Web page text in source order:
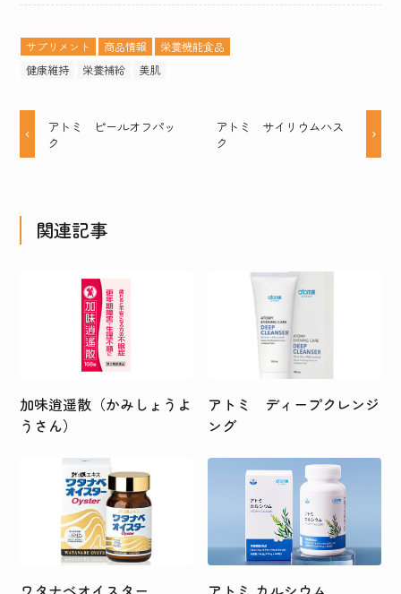
サプリメント 商品情報
栄養機能食品
健康維持
栄養補給 美肌
アトミ ピールオフパッ
ク
アトミ サイリウムハス
ク
関連記事
加味逍遥散（かみしょうよ
うさん）
アトミ ディープクレンジ
ング